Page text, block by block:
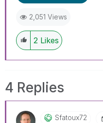
2,051 Views
2 Likes
4 Replies
Sfatoux72